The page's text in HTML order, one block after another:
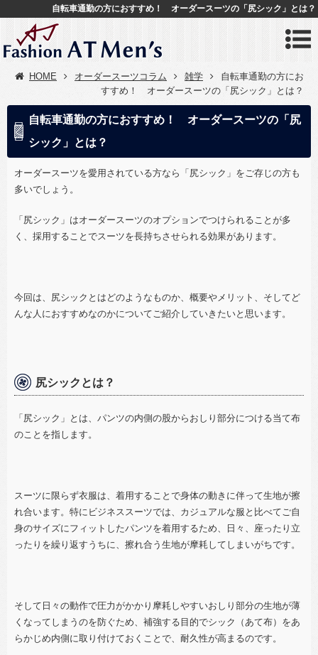
自転車通勤の方におすすめ！ オーダースーツの「尻シック」とは？
HOME オーダースーツコラム 雑学
自転車通勤の方にお
すすめ！ オーダースーツの「尻シック」とは？
自転車通勤の方におすすめ！ オーダースーツの「尻
シック」とは？
オーダースーツを愛用されている方なら「尻シック」をご存じの方も
多いでしょう。
「尻シック」はオーダースーツのオプションでつけられることが多
く、採用することでスーツを長持ちさせられる効果があります。
今回は、尻シックとはどのようなものか、概要やメリット、そしてど
んな人におすすめなのかについてご紹介していきたいと思います。
尻シックとは？
「尻シック」とは、パンツの内側の股からおしり部分につける当て布
のことを指します。
スーツに限らず衣服は、着用することで身体の動きに伴って生地が擦
れ合います。特にビジネススーツでは、カジュアルな服と比べてご自
身のサイズにフィットしたパンツを着用するため、日々、座ったり立
ったりを繰り返すうちに、擦れ合う生地が摩耗してしまいがちです。
そして日々の動作で圧力がかかり摩耗しやすいおしり部分の生地が薄
くなってしまうのを防ぐため、補強する目的でシック（あて布）をあ
らかじめ内側に取り付けておくことで、耐久性が高まるのです。